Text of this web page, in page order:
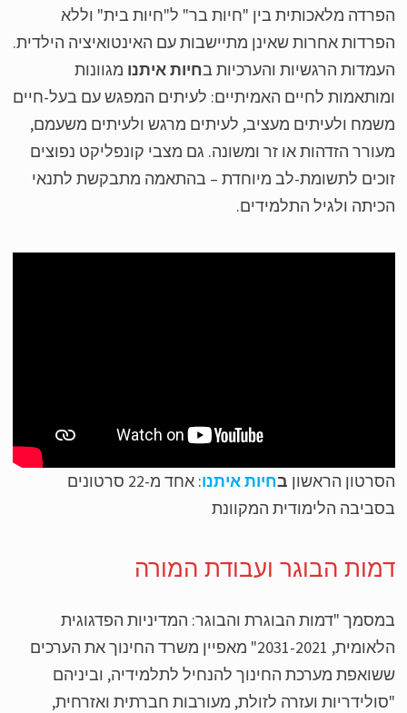
מלאכותית בין "חיות בר" ל"חיות בית" וללא
אחרות שאינן מתיישבות עם האינטואיציה הילדית.
הרגשיות והערכיות בחיות איתנומגוונות
לחיים האמיתיים: לעיתים המפגש עם בעל-חיים
ולעיתים מעציב, לעיתים מרגש ולעיתים משעמם,
הזדהות או זר ומשונה. גם מצבי קונפליקט נפוצים
לתשומת-לב מיוחדת – בהתאמה מתבקשת לתנאי
ולגיל התלמידים.
הראשוןבחיות איתנו
: אחד מ-22 סרטונים
הלימודית המקוונת
הבוגר ועבודת המורה
"דמות הבוגרת והבוגר: המדיניות הפדגוגית
הלאומית, 2031-2021" מאפיין משרד החינוך את הערכים
מערכת החינוך להנחיל לתלמידיה, וביניהם
ועזרה לזולת, מעורבות חברתית ואזרחית,